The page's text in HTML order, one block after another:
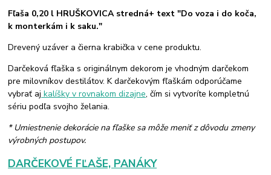
Fľaša 0,20 l HRUŠKOVICA stredná+ text "Do voza i do koča,
k monterkám i k saku."
Drevený uzáver a čierna krabička v cene produktu.
Darčeková fľaška s originálnym dekorom je vhodným darčekom
pre milovníkov destilátov. K darčekovým fľaškám odporúčame
vybrať aj kalíšky v rovnakom dizajne, čím si vytvoríte kompletnú
sériu podľa svojho želania.
* Umiestnenie dekorácie na fľaške sa môže meniť z dôvodu zmeny
výrobných postupov.
DARČEKOVÉ FĽAŠE, PANÁKY